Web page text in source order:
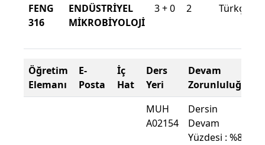
FENG
316
ENDÜSTRİYEL
MİKROBİYOLOJİ
3 + 0 2 Türkçe
Öğretim
Elemanı
E-
Posta
İç
Hat
Ders
Yeri
Devam
Zorunluluğu
MUH
A02154
Dersin
Devam
Yüzdesi : %80